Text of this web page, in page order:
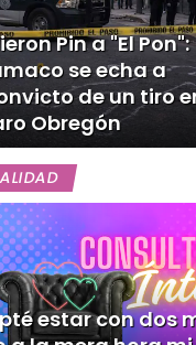
Pin a "El Pon":
se echa a
de un tiro
Obregón
estar con dos